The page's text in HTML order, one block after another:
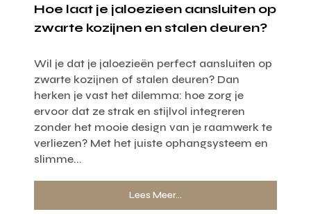
Hoe laat je jaloezieen aansluiten op
zwarte kozijnen en stalen deuren?
Wil je dat je jaloezieën perfect aansluiten op
zwarte kozijnen of stalen deuren? Dan
herken je vast het dilemma: hoe zorg je
ervoor dat ze strak en stijlvol integreren
zonder het mooie design van je raamwerk te
verliezen? Met het juiste ophangsysteem en
slimme...
Lees Meer...